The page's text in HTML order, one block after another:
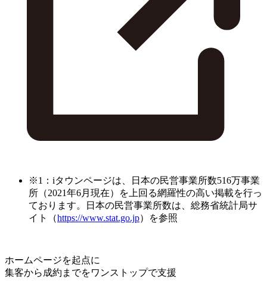
※1：iタウンページは、日本の民営事業所数516万事業
所（2021年6月現在）を上回る網羅性の高い掲載を行っ
ております。日本の民営事業所数は、総務省統計局サ
イト（https://www.stat.go.jp）を参照
ホームページを起点に
集客から成約までをワンストップで支援